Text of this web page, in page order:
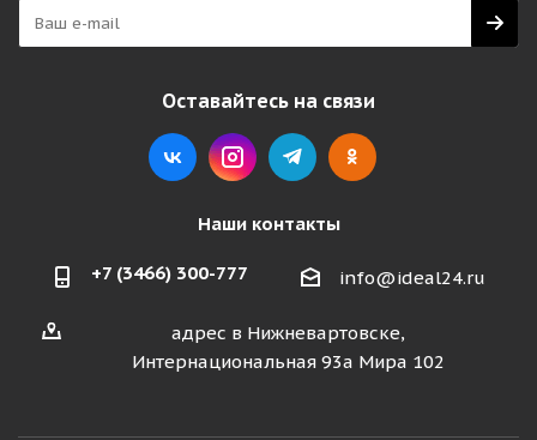
Оставайтесь на связи
Наши контакты
+7 (3466) 300-777 info@ideal24.ru
адрес в Нижневартовске,
Интернациональная 93а Мира 102